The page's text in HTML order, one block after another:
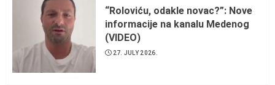
“Roloviću, odakle novac?”: Nove
informacije na kanalu Medenog
(VIDEO)
27. JULY 2026.